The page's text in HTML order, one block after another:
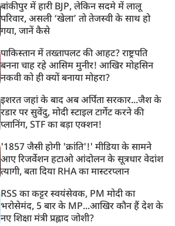
बांकीपुर में हारी BJP, लेकिन सदमे में लालू
परिवार, असली ‘खेला’ तो तेजस्वी के साथ हो
गया, जानें कैसे
पाकिस्तान में तख्तापलट की आहट? राष्ट्रपति
बनना चाह रहे आसिम मुनीर! आखिर मोहसिन
नकवी को ही क्यों बनाया मोहरा?
इशरत जहां के बाद अब अर्पिता सरकार...जैश के
रडार पर सुवेंदु, मोदी स्टाइल टार्गेट करने की
प्लानिंग, STF का बड़ा एक्शन!
'1857 जैसी होगी 'क्रांति'!' मीडिया के सामने
आए रिजर्वेशन हटाओ आंदोलन के सूत्रधार वेदांश
त्यागी, बता दिया RHA का मास्टरप्लान
RSS का कट्टर स्वयंसेवक, PM मोदी का
भरोसेमंद, 5 बार के MP...आखिर कौन हैं देश के
नए शिक्षा मंत्री प्रह्लाद जोशी?